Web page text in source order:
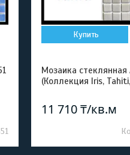
Купить
Мозаика
(Коллекция Iris,
11 710 ₸/кв.м